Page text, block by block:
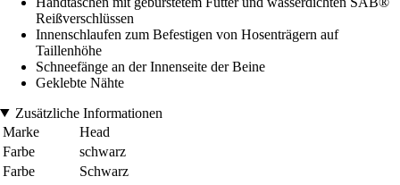
Reißverschlüssen
Innenschlaufen zum Befestigen von Hosenträgern auf
Taillenhöhe
Schneefänge an der Innenseite der Beine
Geklebte Nähte
Zusätzliche Informationen
Marke
Head
Farbe
schwarz
Farbe
Schwarz